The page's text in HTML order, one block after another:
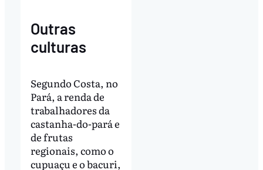
Outras
culturas
Segundo Costa, no
Pará, a renda de
trabalhadores da
castanha-do-pará e
de frutas
regionais, como o
cupuaçu e o bacuri,